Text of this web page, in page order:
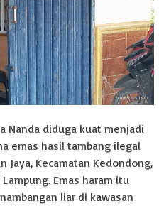
Nanda diduga kuat menjadi
emas hasil tambang ilegal
Jaya, Kecamatan Kedondong,
Emas haram itu
liar di kawasan